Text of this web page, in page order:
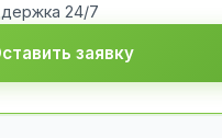
24/7
заявку